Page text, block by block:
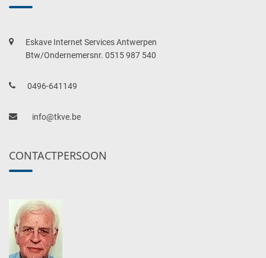
Eskave Internet Services Antwerpen
Btw/Ondernemersnr. 0515 987 540
0496-641149
info@tkve.be
CONTACTPERSOON